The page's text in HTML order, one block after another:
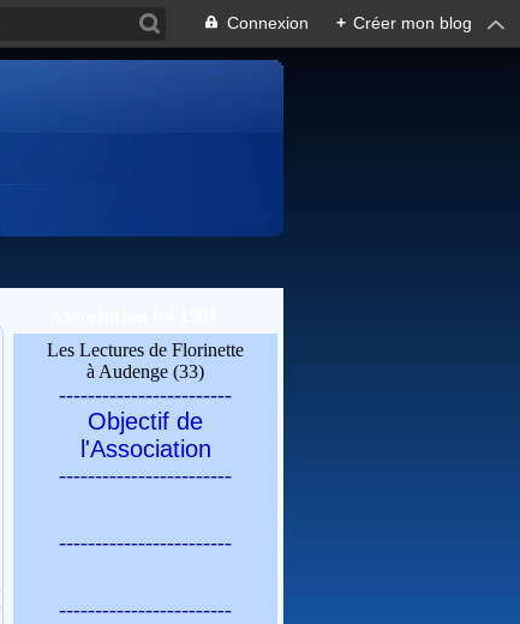
Connexion + Créer mon blog
Les Lectures de Florinette
à Audenge (33)
------------------------
Objectif de
l'Association
------------------------
------------------------
------------------------